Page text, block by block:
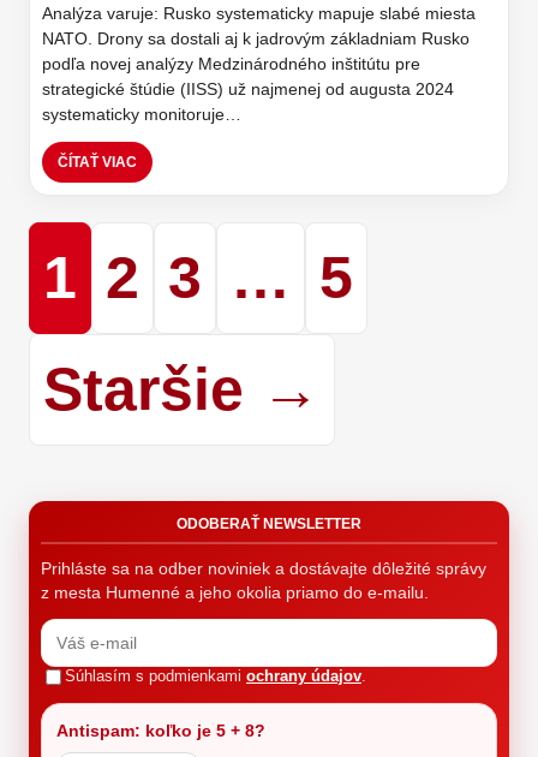
Analýza varuje: Rusko systematicky mapuje slabé miesta
NATO. Drony sa dostali aj k jadrovým základniam Rusko
podľa novej analýzy Medzinárodného inštitútu pre
strategické štúdie (IISS) už najmenej od augusta 2024
systematicky monitoruje…
ČÍTAŤ VIAC
príspevkov
1 2 3 … 5
Staršie →
ODOBERAŤ NEWSLETTER
Prihláste sa na odber noviniek a dostávajte dôležité správy
z mesta Humenné a jeho okolia priamo do e-mailu.
Súhlasím s podmienkami ochrany údajov.
Antispam: koľko je 5 + 8?